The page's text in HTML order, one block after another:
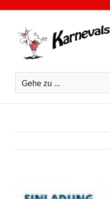
Gehe zu ...
grösseres